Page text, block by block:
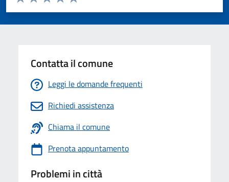
Valuta 5 stelle su 5
Valuta 4 stelle su 5
Valuta 3 stelle su 5
Valuta 2 stelle su 5
Valuta 1 stelle su 5
Contatta il comune
Leggi le domande frequenti
Richiedi assistenza
Chiama il comune
Prenota appuntamento
Problemi in città